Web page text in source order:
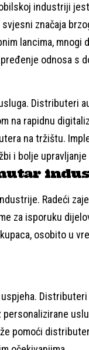
industriji
značaja
lancima,
odnosa s
Distributeri
na rapidnu
na tržištu.
i bolje upravljanje
Radeći
za isporuku
osobito u
pomoći